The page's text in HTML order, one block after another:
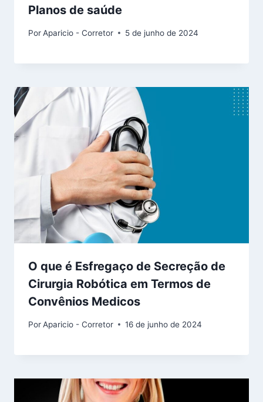
Planos de saúde
PorAparicio - Corretor 5 de junho de 2024
O que é Esfregaço de Secreção de
Cirurgia Robótica em Termos de
Convênios Medicos
PorAparicio - Corretor 16 de junho de 2024